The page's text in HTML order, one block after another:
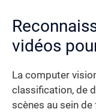
vidéos
La computer
classification, de
scènes au sein